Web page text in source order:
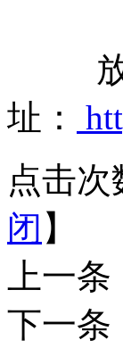
放
址：
点击次
闭 】
上一条
下一条